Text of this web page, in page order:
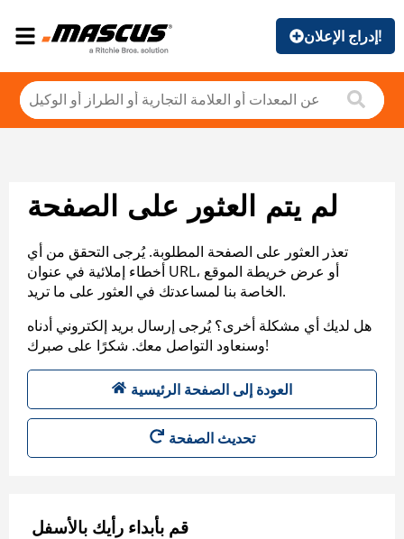
إدراج الإعلان!
لم يتم العثور على الصفحة
تعذر العثور على الصفحة المطلوبة. يُرجى التحقق من أي
أخطاء إملائية في عنوان URL، أو عرض خريطة الموقع
الخاصة بنا لمساعدتك في العثور على ما تريد.
هل لديك أي مشكلة أخرى؟ يُرجى إرسال بريد إلكتروني أدناه
وسنعاود التواصل معك. شكرًا على صبرك!
العودة إلى الصفحة الرئيسية
تحديث الصفحة
قم بأبداء رأيك بالأسفل